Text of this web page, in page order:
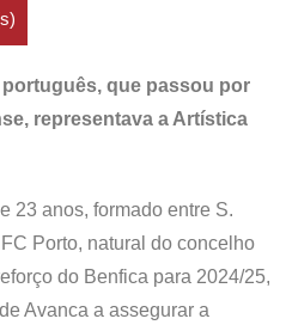
que passou por
representava a Artística
23 anos, formado entre S.
Porto, natural do concelho
do Benfica para 2024/25,
Avanca a assegurar a